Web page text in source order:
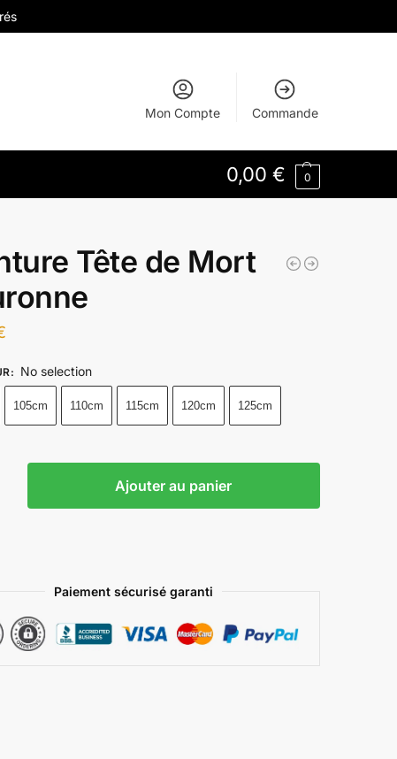
Mon Compte Commande
0,00 € 0
Tête de Mort
: No selection
105cm 110cm 115cm 120cm 125cm
Ajouter au panier
Paiement sécurisé garanti